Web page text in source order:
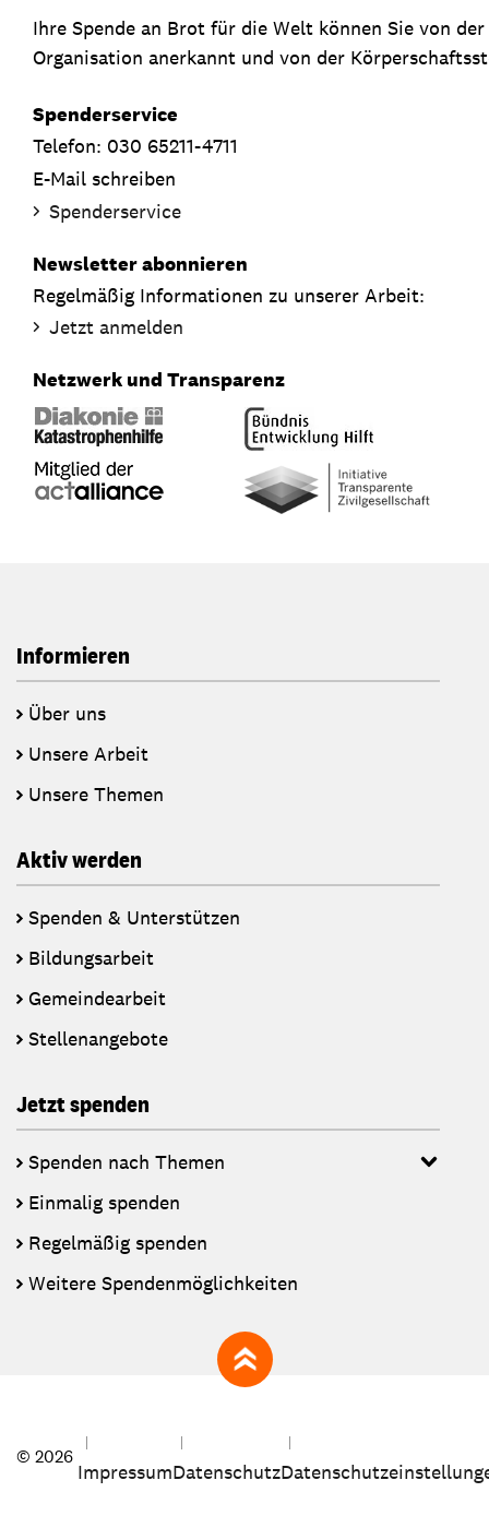
Ihre Spende an Brot für die Welt können Sie von
Organisation anerkannt und von der
Spenderservice
Telefon: 030 65211-4711
E-Mail schreiben
Spenderservice
Newsletter abonnieren
Regelmäßig Informationen zu unserer Arbeit:
Jetzt anmelden
Netzwerk und Transparenz
Informieren
Über uns
Unsere Arbeit
Unsere Themen
Aktiv werden
Spenden & Unterstützen
Bildungsarbeit
Gemeindearbeit
Stellenangebote
Jetzt spenden
Spenden nach Themen
Einmalig spenden
Regelmäßig spenden
Weitere Spendenmöglichkeiten
zum Seitenanfang
© 2026
ImpressumDatenschutz